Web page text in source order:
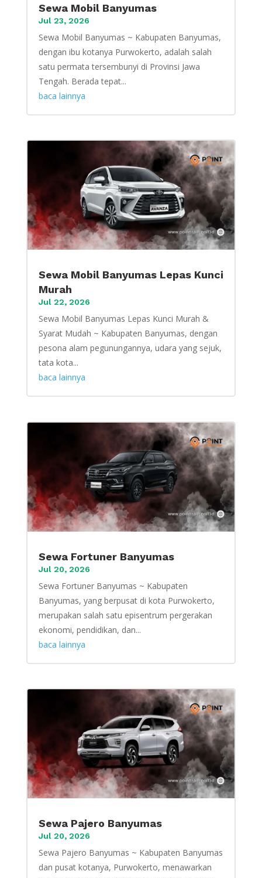
Sewa Mobil Banyumas
Jul 23, 2026
Sewa Mobil Banyumas ~ Kabupaten Banyumas,
dengan ibu kotanya Purwokerto, adalah salah
satu permata tersembunyi di Provinsi Jawa
Tengah. Berada tepat...
baca lainnya
Sewa Mobil Banyumas Lepas Kunci
Murah
Jul 22, 2026
Sewa Mobil Banyumas Lepas Kunci Murah &
Syarat Mudah ~ Kabupaten Banyumas, dengan
pesona alam pegunungannya, udara yang sejuk,
tata kota...
baca lainnya
Sewa Fortuner Banyumas
Jul 20, 2026
Sewa Fortuner Banyumas ~ Kabupaten
Banyumas, yang berpusat di kota Purwokerto,
merupakan salah satu episentrum pergerakan
ekonomi, pendidikan, dan...
baca lainnya
Sewa Pajero Banyumas
Jul 20, 2026
Sewa Pajero Banyumas ~ Kabupaten Banyumas
dan pusat kotanya, Purwokerto, menawarkan